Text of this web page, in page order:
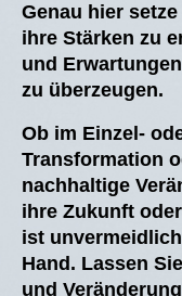
Genau hier
ihre Stärken zu
und
zu überzeugen.
Ob im Einzel-
Transformation
nachhaltige
ihre Zukunft
ist
Hand. Lassen
und